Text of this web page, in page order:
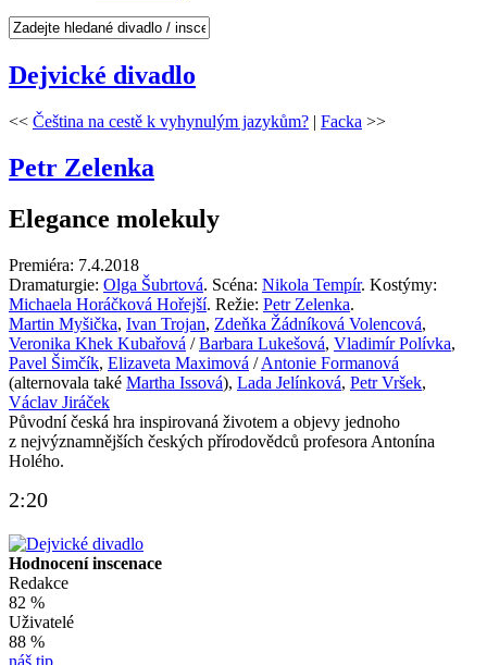
Dejvické divadlo
<< Čeština na cestě k vyhynulým jazykům? | Facka >>
Petr Zelenka
Elegance molekuly
Premiéra: 7.4.2018
Dramaturgie: Olga Šubrtová. Scéna: Nikola Tempír. Kostýmy:
Michaela Horáčková Hořejší. Režie: Petr Zelenka.
Martin Myšička, Ivan Trojan, Zdeňka Žádníková Volencová,
Veronika Khek Kubařová /Barbara Lukešová, Vladimír Polívka,
Pavel Šimčík, Elizaveta Maximová /Antonie Formanová
(alternovala také Martha Issová), Lada Jelínková, Petr Vršek,
Václav Jiráček
Původní česká hra inspirovaná životem a objevy jednoho
z nejvýznamnějších českých přírodovědců profesora Antonína
Holého.
2:20
Hodnocení inscenace
Redakce
82 %
Uživatelé
88 %
náš tip